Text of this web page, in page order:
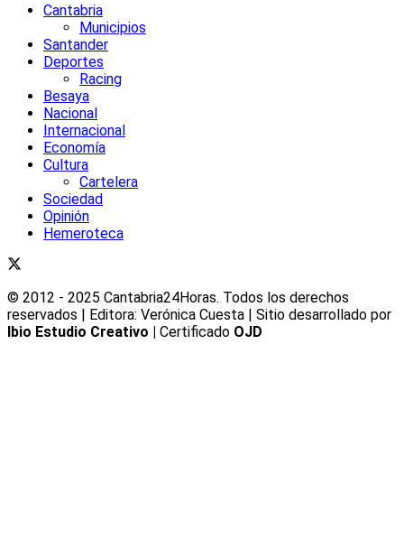
Cantabria
Municipios
Santander
Deportes
Racing
Besaya
Nacional
Internacional
Economía
Cultura
Cartelera
Sociedad
Opinión
Hemeroteca
© 2012 - 2025 Cantabria24Horas. Todos los derechos
reservados | Editora: Verónica Cuesta | Sitio desarrollado por
Ibio Estudio Creativo | Certificado OJD